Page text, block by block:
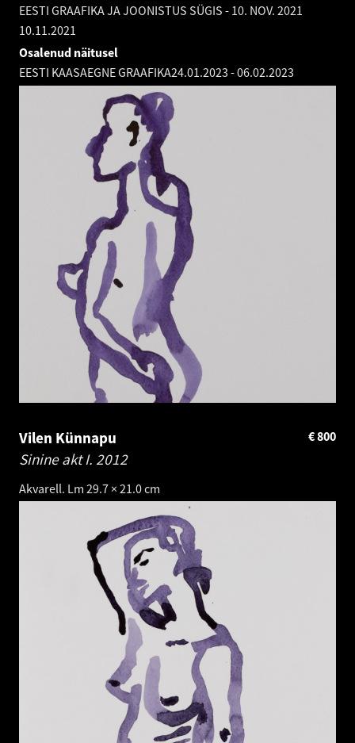
EESTI GRAAFIKA JA JOONISTUS SÜGIS - 10. NOV. 2021
10.11.2021
Osalenud näitusel
EESTI KAASAEGNE GRAAFIKA24.01.2023 -06.02.2023
Vilen Künnapu
Sinine akt I. 2012
Akvarell. Lm 29.7 × 21.0 cm
800
€